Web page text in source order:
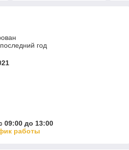
год
09:00 до 13:00
работы